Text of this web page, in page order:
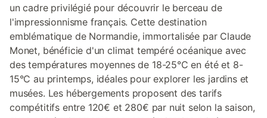
un cadre privilégié pour découvrir le berceau de
l'impressionnisme français. Cette destination
emblématique de Normandie, immortalisée par Claude
Monet, bénéficie d'un climat tempéré océanique avec
des températures moyennes de 18-25°C en été et 8-
15°C au printemps, idéales pour explorer les jardins et
musées. Les hébergements proposent des tarifs
compétitifs entre 120€ et 280€ par nuit selon la saison,